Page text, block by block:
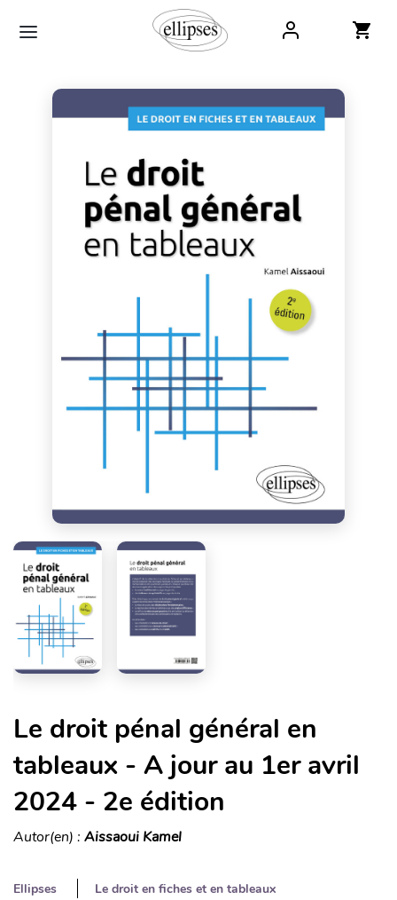
Le droit pénal général en
tableaux - A jour au 1er avril
2024 - 2e édition
Autor(en) : Aissaoui Kamel
Ellipses
Le droit en fiches et en tableaux